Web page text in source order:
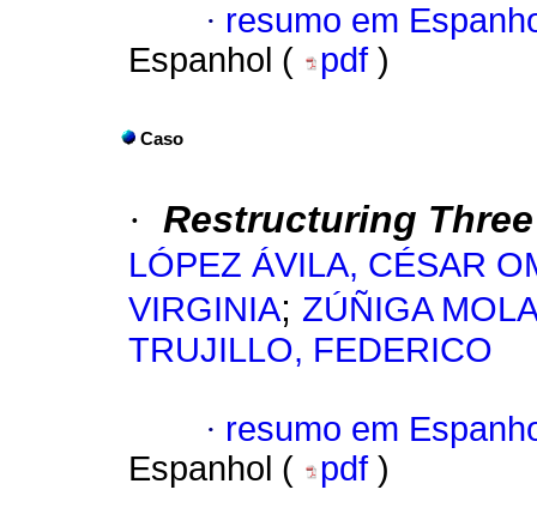
· resumo em
Espanhol (
pdf )
Caso
· Restructuring
LÓPEZ ÁVILA, CÉSAR
VIRGINIA; ZÚÑIGA
TRUJILLO, FEDERICO
· resumo em
Espanhol (
pdf )